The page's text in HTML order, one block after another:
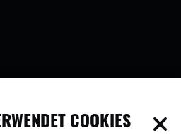
COOKIES